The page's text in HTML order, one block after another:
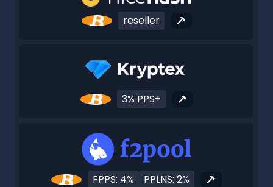
reseller
3% PPS+
FPPS: 4% PPLNS: 2%